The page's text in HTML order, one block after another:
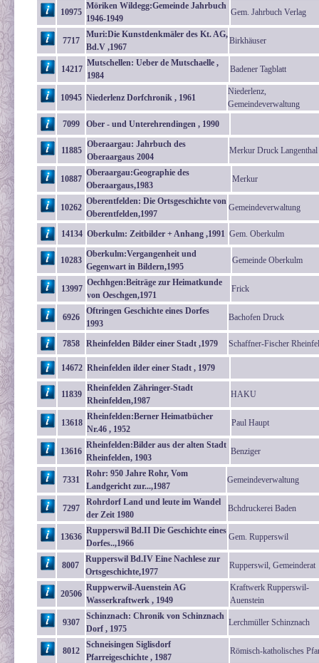
10975
Möriken Wildegg:Gemeinde Jahrbuch
1946-1949
Gem. Jahrbuch Verlag
7717
Muri:Die Kunstdenkmäler des Kt. AG,
Bd.V ,1967
Birkhäuser
14217
Mutschellen: Ueber de Mutschaelle ,
1984
Badener Tagblatt
10945 Niederlenz Dorfchronik , 1961
Niederlenz,
Gemeindeverwaltung
7099
Ober - und Unterehrendingen , 1990
11885
Oberaargau: Jahrbuch des
Oberaargaus 2004
Merkur Druck Langenthal
10887
Oberaargau:Geographie des
Oberaargaus,1983
Merkur
10262
Oberentfelden: Die Ortsgeschichte von
Oberentfelden,1997
Gemeindeverwaltung
14134 Oberkulm: Zeitbilder + Anhang ,1991 Gem. Oberkulm
10283
Oberkulm:Vergangenheit und
Gegenwart in Bildern,1995
Gemeinde Oberkulm
13997
Oechhgen:Beiträge zur Heimatkunde
von Oeschgen,1971
Frick
6926
Oftringen Geschichte eines Dorfes
1993
Bachofen Druck
7858 Rheinfelden Bilder einer Stadt ,1979 Schaffner-Fischer
14672 Rheinfelden ilder einer Stadt , 1979
11839
Rheinfelden Zähringer-Stadt
Rheinfelden,1987
HAKU
13618
Rheinfelden:Berner Heimatbücher
Nr.46 , 1952
Paul Haupt
13616
Rheinfelden:Bilder aus der alten Stadt
Rheinfelden, 1903
Benziger
7331
Rohr: 950 Jahre Rohr, Vom
Landgericht zur...,1987
Gemeindeverwaltung
7297
Rohrdorf Land und leute im Wandel
der Zeit 1980
Bchdruckerei Baden
13636
Rupperswil Bd.II Die Geschichte eines
Dorfes..,1966
Gem. Rupperswil
8007
Rupperswil Bd.IV Eine Nachlese zur
Ortsgeschichte,1977
Rupperswil, Gemeinderat
20506
Ruppwerwil-Auenstein AG
Wasserkraftwerk , 1949
Kraftwerk Rupperswil-
Auenstein
9307
Schinznach: Chronik von Schinznach
Dorf , 1975
Lerchmüller Schinznach
8012
Schneisingen Siglisdorf
Pfarreigeschichte , 1987
Römisch-katholisches